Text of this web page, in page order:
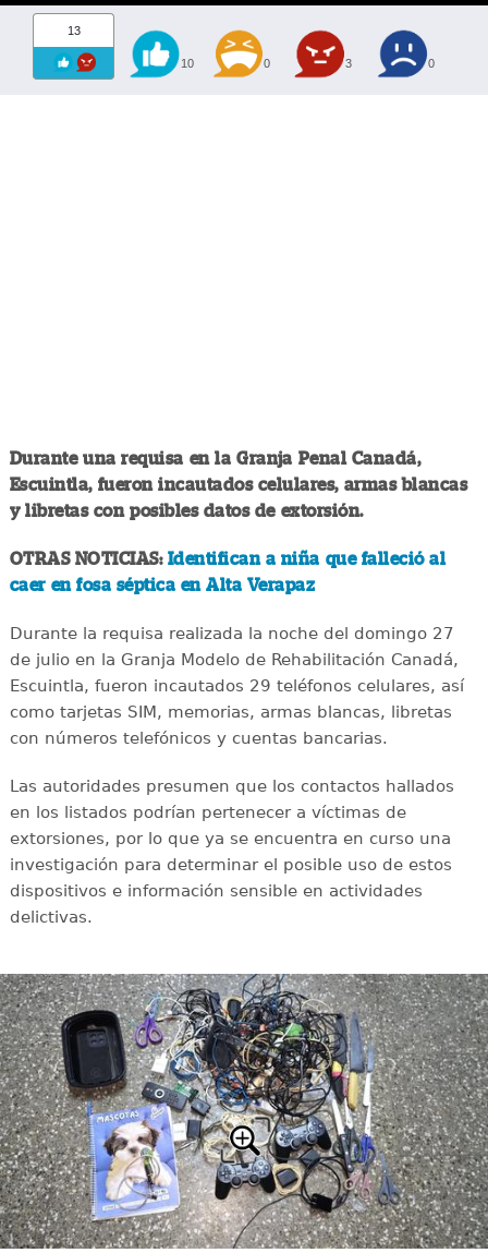
13
10 0 3 0
Durante una requisa en la Granja Penal Canadá,
Escuintla, fueron incautados celulares, armas blancas
y libretas con posibles datos de extorsión.
OTRAS NOTICIAS: Identifican a niña que falleció al
caer en fosa séptica en Alta Verapaz
Durante la requisa realizada la noche del domingo 27
de julio en la Granja Modelo de Rehabilitación Canadá,
Escuintla, fueron incautados 29 teléfonos celulares, así
como tarjetas SIM, memorias, armas blancas, libretas
con números telefónicos y cuentas bancarias.
Las autoridades presumen que los contactos hallados
en los listados podrían pertenecer a víctimas de
extorsiones, por lo que ya se encuentra en curso una
investigación para determinar el posible uso de estos
dispositivos e información sensible en actividades
delictivas.